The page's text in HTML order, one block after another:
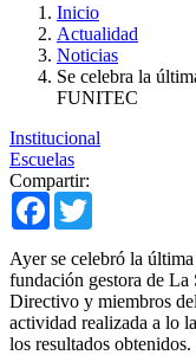
Inicio
Actualidad
Noticias
Se celebra la
FUNITEC
Institucional
Escuelas
Compartir:
Facebook
Ayer se celebró la
fundación gestora de
Directivo y miembros
actividad realizada a lo
los resultados obtenidos.